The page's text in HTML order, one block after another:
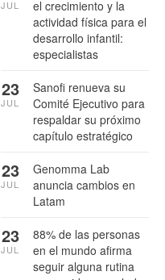
el crecimiento y la
actividad física para el
desarrollo infantil:
especialistas
JUL
Sanofi renueva su
Comité Ejecutivo para
respaldar su próximo
capítulo estratégico
23
JUL
Genomma Lab
anuncia cambios en
Latam
23
JUL
88% de las personas
en el mundo afirma
seguir alguna rutina
23
JUL